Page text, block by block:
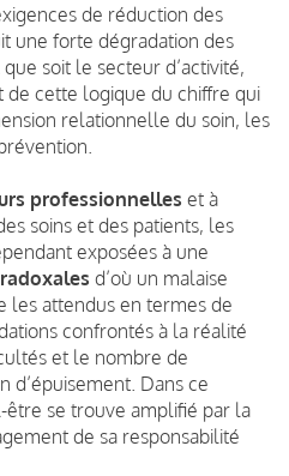
de réduction des
une forte dégradation des
soit le secteur d’activité,
de cette logique du chiffre qui
relationnelle du soin, les
professionnelles et à
soins et des patients, les
exposées à une
d’où un malaise
les attendus en termes de
confrontés à la réalité
et le nombre de
d’épuisement. Dans ce
se trouve amplifié par la
de sa responsabilité